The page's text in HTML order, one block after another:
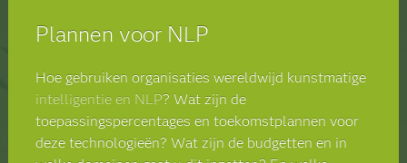
Plannen voor NLP
Hoe gebruiken organisaties wereldwijd kunstmatige
intelligentie en NLP? Wat zijn de
toepassingspercentages en toekomstplannen voor
deze technologieën? Wat zijn de budgetten en in